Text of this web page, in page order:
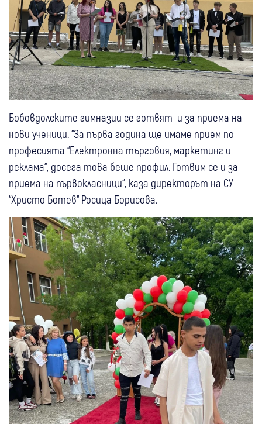
Бобовдолските гимназии се готвят и за приема на
нови ученици. “За първа година ще имаме прием по
професията “Електронна търговия, маркетинг и
реклама“, досега това беше профил. Готвим се и за
приема на първокласници“, каза директорът на СУ
“Христо Ботев“ Росица Борисова.